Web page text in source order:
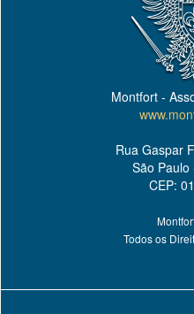
Montfort -
Rua Gaspar
São Paulo
CEP:
Todos os